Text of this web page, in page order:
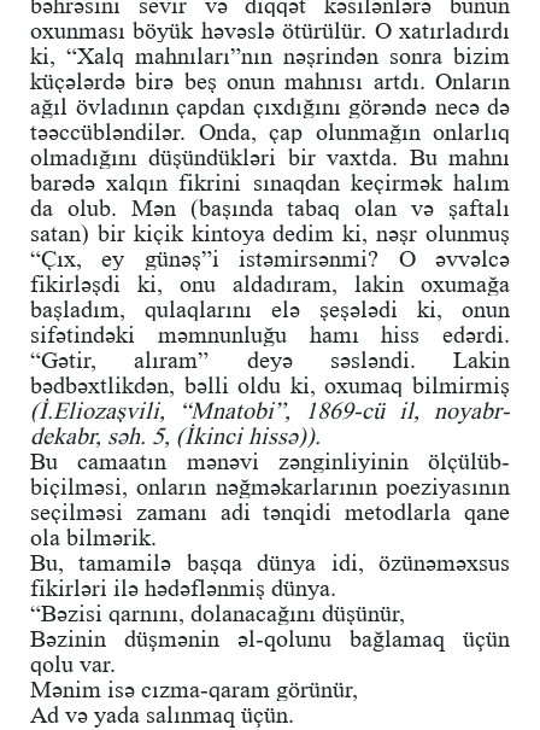
bəhrəsini sevir və diqqət kəsilənlərə bunun
oxunması böyük həvəslə ötürülür. O xatırladırdı
ki, “Xalq mahnıları”nın nəşrindən sonra bizim
küçələrdə birə beş onun mahnısı artdı. Onların
ağıl övladının çapdan çıxdığını görəndə necə də
təəccübləndilər. Onda, çap olunmağın onlarlıq
olmadığını düşündükləri bir vaxtda. Bu mahnı
barədə xalqın fikrini sınaqdan keçirmək halım
da olub. Mən (başında tabaq olan və şaftalı
satan) bir kiçik kintoya dedim ki, nəşr olunmuş
“Çıx, ey günəş”i istəmirsənmi? O əvvəlcə
fikirləşdi ki, onu aldadıram, lakin oxumağa
başladım, qulaqlarını elə şeşələdi ki, onun
sifətindəki məmnunluğu hamı hiss edərdi.
“Gətir, alıram” deyə səsləndi. Lakin
bədbəxtlikdən, bəlli oldu ki, oxumaq bilmirmiş
(İ.Eliozaşvili, “Mnatobi”, 1869-cü il, noyabr-
dekabr, səh. 5, (İkinci hissə)).
Bu camaatın mənəvi zənginliyinin ölçülüb-
biçilməsi, onların nəğməkarlarının poeziyasının
seçilməsi zamanı adi tənqidi metodlarla qane
ola bilmərik.
Bu, tamamilə başqa dünya idi, özünəməxsus
fikirləri ilə hədəflənmiş dünya.
“Bəzisi qarnını, dolanacağını düşünür,
Bəzinin düşmənin əl-qolunu bağlamaq üçün
qolu var.
Mənim isə cızma-qaram görünür,
Ad və yada salınmaq üçün.